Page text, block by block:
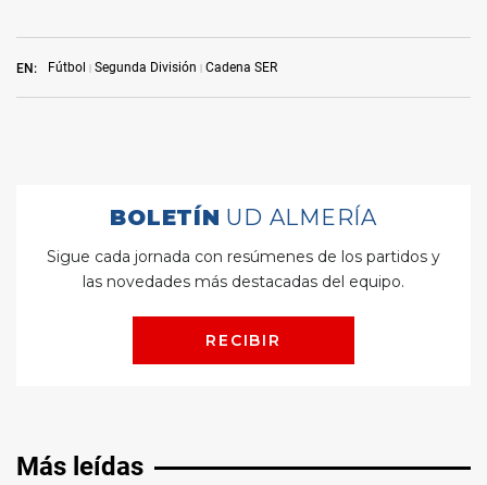
EN: Fútbol Segunda División Cadena SER
Más leídas